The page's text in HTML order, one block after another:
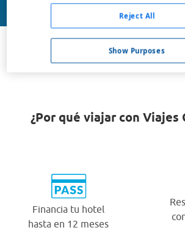
Buscar
VER TODOS LOS HOTELES BARATOS
¿Por qué viajar con Viajes
Financia tu hotel
hasta en 12 meses
Show Purposes
Reject All